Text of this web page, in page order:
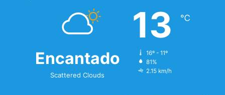
Encantado
Scattered Clouds
13 ℃
16º - 11º
81%
2.15 km/h